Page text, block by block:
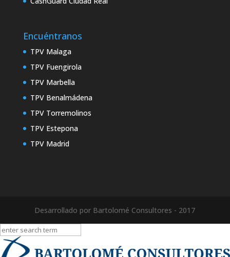
Encuéntranos
TPV Malaga
TPV Fuengirola
TPV Marbella
TPV Benalmádena
TPV Torremolinos
TPV Estepona
TPV Madrid
Desarrollado por Bartolomé Consultores - 2017